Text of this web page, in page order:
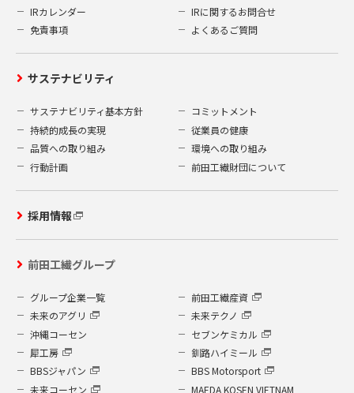
IRカレンダー
IRに関するお問合せ
免責事項
よくあるご質問
サステナビリティ
サステナビリティ基本方針
コミットメント
持続的成長の実現
従業員の健康
品質への取り組み
環境への取り組み
行動計画
前田工繊財団について
採用情報
前田工繊グループ
グループ企業一覧
前田工繊産資
未来のアグリ
未来テクノ
沖縄コーセン
セブンケミカル
犀工房
釧路ハイミール
BBSジャパン
BBS Motorsport
未来コーセン
MAEDA KOSEN VIETNAM